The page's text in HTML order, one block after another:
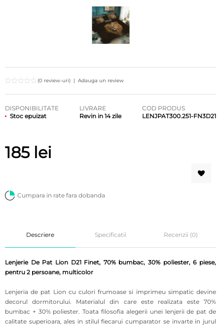
(0 review-uri) | Adauga un review
DISPONIBILITATE
Stoc epuizat
LIVRARE
Revin in 14 zile
COD PRODUS
LENJPAT300.251-FN3D21
185 lei
Cumpara in rate fara dobanda
Descriere Specificatii Recenzii (0)
Lenjerie De Pat Lion D21 Finet, 70% bumbac, 30% poliester, 6 piese,
pentru 2 persoane, multicolor
Lenjeria de pat Lion cu culori frumoase si imprimeu simpatic devine
decorul dormitorului. Materialul din care este realizata este 70%
bumbac + 30% poliester.Toata filosofia alegerii unei lenjerii de pat de
calitate superioara, ales in stilul fiecarui cumparator se invarte in jurul